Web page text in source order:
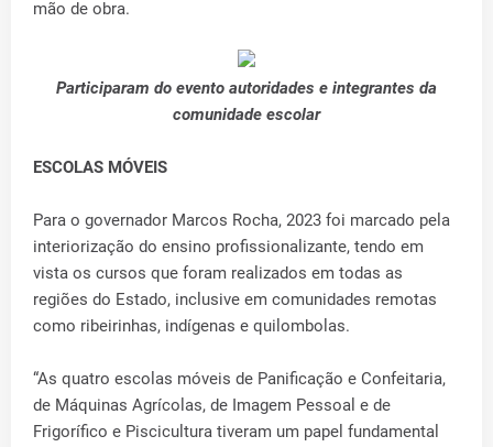
mão de obra.
Participaram do evento autoridades e integrantes da
comunidade escolar
ESCOLAS MÓVEIS
Para o governador Marcos Rocha, 2023 foi marcado pela
interiorização do ensino profissionalizante, tendo em
vista os cursos que foram realizados em todas as
regiões do Estado, inclusive em comunidades remotas
como ribeirinhas, indígenas e quilombolas.
“As quatro escolas móveis de Panificação e Confeitaria,
de Máquinas Agrícolas, de Imagem Pessoal e de
Frigorífico e Piscicultura tiveram um papel fundamental